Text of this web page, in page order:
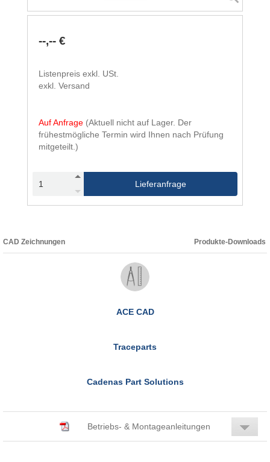
--,-- €
Listenpreis exkl. USt.
exkl. Versand
Auf Anfrage (Aktuell nicht auf Lager. Der
frühestmögliche Termin wird Ihnen nach Prüfung
mitgeteilt.)
Lieferanfrage
CAD Zeichnungen Produkte-Downloads
ACE CAD
Traceparts
Cadenas Part Solutions
Betriebs- & Montageanleitungen